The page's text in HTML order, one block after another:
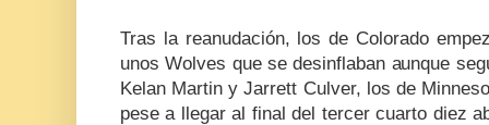
Tras la reanudación, los de Colorado
unos Wolves que se desinflaban aunque
Kelan Martin y Jarrett Culver, los de
pese a llegar al final del tercer cuarto diez